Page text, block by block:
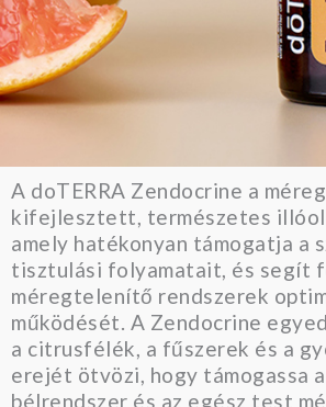
A doTERRA Zendocrine a
kifejlesztett, természetes
amely hatékonyan támogatja a
tisztulási folyamatait, és segít
méregtelenítő rendszerek
működését. A Zendocrine
a citrusfélék, a fűszerek és a
erejét ötvözi, hogy támogassa a
bélrendszer és az egész test